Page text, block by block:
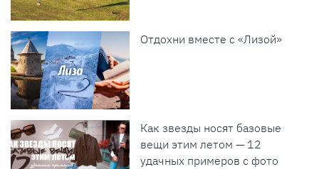
Отдохни вместе с «Лизой»
Как звезды носят базовые
вещи этим летом — 12
удачных примеров с фото